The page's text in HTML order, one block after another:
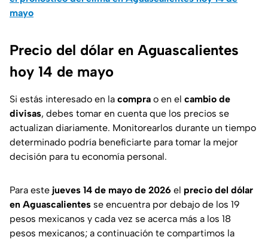
mayo
Precio del dólar en Aguascalientes
hoy 14 de mayo
Si estás interesado en la compra o en el cambio de
divisas, debes tomar en cuenta que los precios se
actualizan diariamente. Monitorearlos durante un tiempo
determinado podría beneficiarte para tomar la mejor
decisión para tu economía personal.
Para este jueves 14 de mayo de 2026 el precio del dólar
en Aguascalientes se encuentra por debajo de los 19
pesos mexicanos y cada vez se acerca más a los 18
pesos mexicanos; a continuación te compartimos la